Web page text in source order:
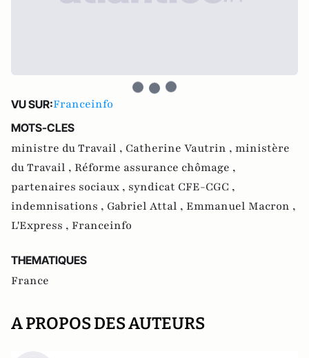
VU SUR:Franceinfo
MOTS-CLES
ministre du Travail , Catherine Vautrin , ministère
du Travail , Réforme assurance chômage ,
partenaires sociaux , syndicat CFE-CGC ,
indemnisations , Gabriel Attal , Emmanuel Macron ,
L'Express , Franceinfo
THEMATIQUES
France
A PROPOS DES AUTEURS